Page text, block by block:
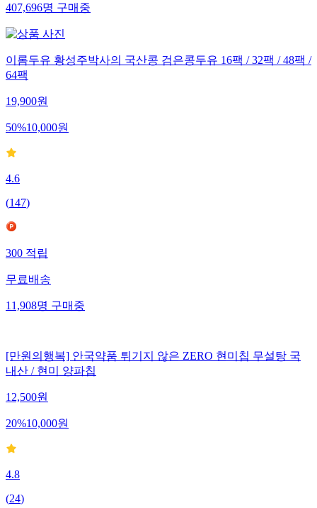
407,696명구매중
이롬두유 황성주박사의 국산콩 검은콩두유 16팩 / 32팩 / 48팩 /
64팩
19,900원
50%10,000원
4.6
(147)
300적립
무료배송
11,908명구매중
[만원의행복] 안국약품 튀기지 않은 ZERO 현미칩 무설탕 국
내산 / 현미 양파칩
12,500원
20%10,000원
4.8
(24)